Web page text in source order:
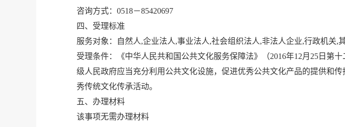
咨询方式：0518－85420697
四、受理标准
服务对象：自然人,企业法人,事业法人,社会组织法人,非法人企业,行政机关,
受理条件：《中华人民共和国公共文化服务保障法》（2016年12月25日第
级人民政府应当充分利用公共文化设施，促进优秀公共文化产品的提供和
秀传统文化传承活动。
五、办理材料
该事项无需办理材料